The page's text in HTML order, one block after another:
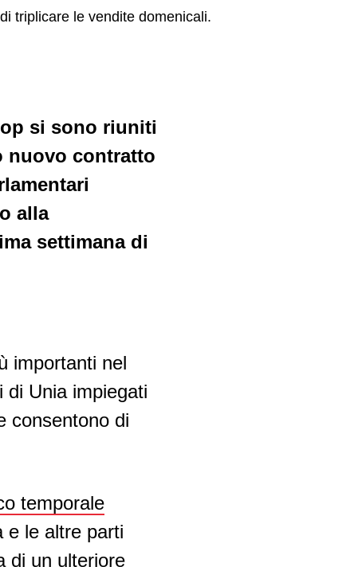
triplicare le vendite domenicali.
si sono riuniti
nuovo contratto
alla
settimana di
importanti nel
di Unia impiegati
consentono di
temporale
e le altre parti
di un ulteriore